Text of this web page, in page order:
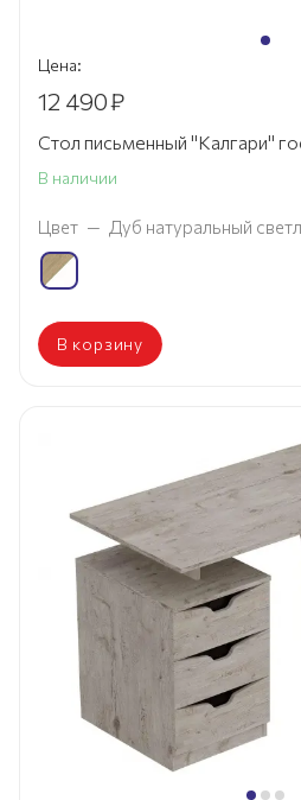
Цена:
12 490₽
Стол письменный "Калгари"
В наличии
Цвет — Дуб натуральный
В корзину